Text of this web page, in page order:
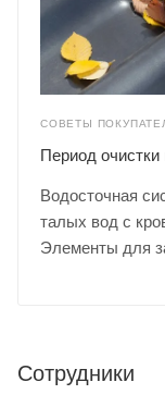
СОВЕТЫ
Период
Водосточная
талых вод с
Элементы для
Сотрудники